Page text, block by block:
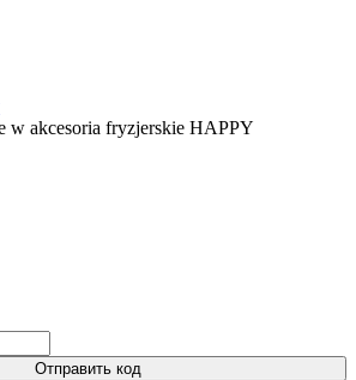
w akcesoria fryzjerskie HAPPY
Отправить код